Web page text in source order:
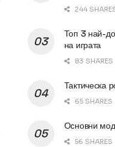
244
Топ 3 най-
на играта
83 SHARES
Тактическа
65 SHARES
Основни
56 SHARES